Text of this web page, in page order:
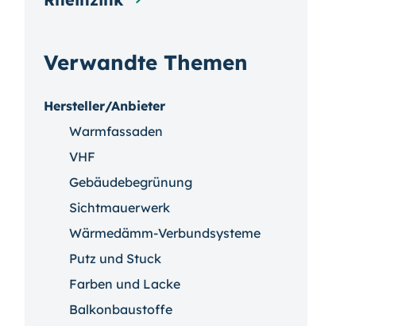
Verwandte Themen
Hersteller/Anbieter
Warmfassaden
VHF
Gebäudebegrünung
Sichtmauerwerk
Wärmedämm-Verbundsysteme
Putz und Stuck
Farben und Lacke
Balkonbaustoffe